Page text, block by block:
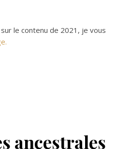
le contenu de 2021, je vous
ancestrales